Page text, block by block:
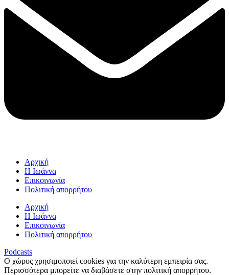
Αρχική
Η Ιωάννα
Επικοινωνία
Πολιτική απορρήτου
Αρχική
Η Ιωάννα
Επικοινωνία
Πολιτική απορρήτου
Podcasts
Ο χώρος χρησιμοποιεί cookies για την καλύτερη εμπειρία σας.
Περισσότερα μπορείτε να διαβάσετε στην πολιτική απορρήτου.